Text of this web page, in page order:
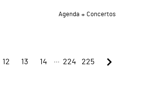
Agenda Concertos
12 13 14 224 225